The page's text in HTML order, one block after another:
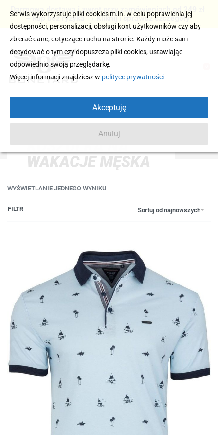
Darmowa dostawa i zwrot przy zamówieniach od 249 zł
– kup bez ryzyka → Kliknij i sprawdź szczegóły
KOSZULKA NA
WAKACJE MĘSKA
WYŚWIETLANIE JEDNEGO WYNIKU
Sortuj od najnowszych
FILTR
Serwis wykorzystuje pliki cookies m.in. w celu poprawienia jej
dostępności, personalizacji, obsługi kont użytkowników czy aby
zbierać dane, dotyczące ruchu na stronie. Każdy może sam
decydować o tym czy dopuszcza pliki cookies, ustawiając
odpowiednio swoją przeglądarkę.
Więcej informacji znajdziesz w polityce prywatności
Akceptuję
Anuluj